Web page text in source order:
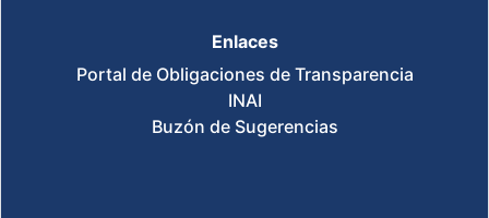
Enlaces
Portal de Obligaciones de Transparencia
INAI
Buzón de Sugerencias